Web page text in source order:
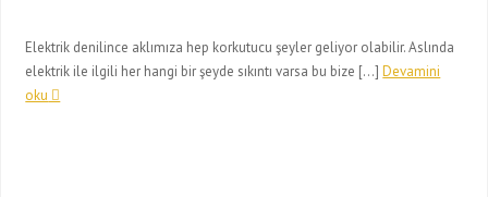
Elektrik denilince aklımıza hep korkutucu şeyler geliyor olabilir. Aslında
elektrik ile ilgili her hangi bir şeyde sıkıntı varsa bu bize […]Devamini
oku